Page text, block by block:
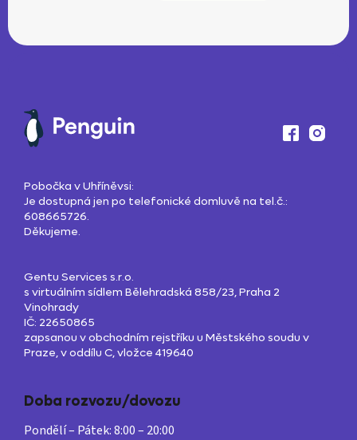
Pobočka v Uhříněvsi:
Je dostupná jen po telefonické domluvě na tel.č.:
608665726.
Děkujeme.
Gentu Services s.r.o.
s virtuálním sídlem Bělehradská 858/23, Praha 2
Vinohrady
IČ: 22650865
zapsanou v obchodním rejstříku u Městského soudu v
Praze, v oddílu C, vložce 419640
Doba rozvozu/dovozu
Pondělí – Pátek:8:00 – 20:00